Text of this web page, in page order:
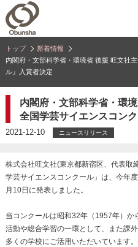
トップ
新着情報
内閣府・文部科学省・環境省 後援 旺文社
ル』入賞者決定
内閣府・文部科学省・環
全国学芸サイエンスコン
2021-12-10 ニュースリリース
株式会社旺文社(東京都新宿区、代表取
学芸サイエンスコンクール」は、今年
月10日に発表しました。
当コンクールは昭和32年（1957年）か
活動や総合学習の一環として、また課
多くの学校にご活用いただいています。